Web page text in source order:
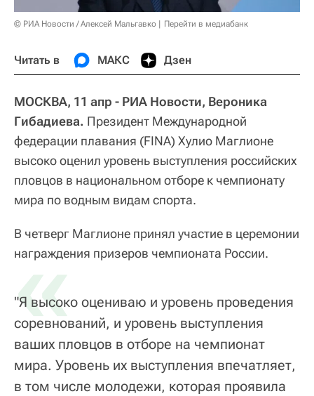
© РИА Новости / Алексей Мальгавко Перейти в медиабанк
Читать в МАКС Дзен
МОСКВА, 11 апр - РИА Новости, Вероника
Гибадиева. Президент Международной
федерации плавания (FINA) Хулио Маглионе
высоко оценил уровень выступления российских
пловцов в национальном отборе к чемпионату
мира по водным видам спорта.
В четверг Маглионе принял участие в церемонии
награждения призеров чемпионата России.
«
"Я высоко оцениваю и уровень проведения
соревнований, и уровень выступления
ваших пловцов в отборе на чемпионат
мира. Уровень их выступления впечатляет,
в том числе молодежи, которая проявила